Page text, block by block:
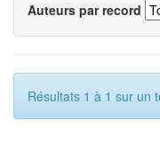
Auteurs par record
Résultats 1 à 1 sur un